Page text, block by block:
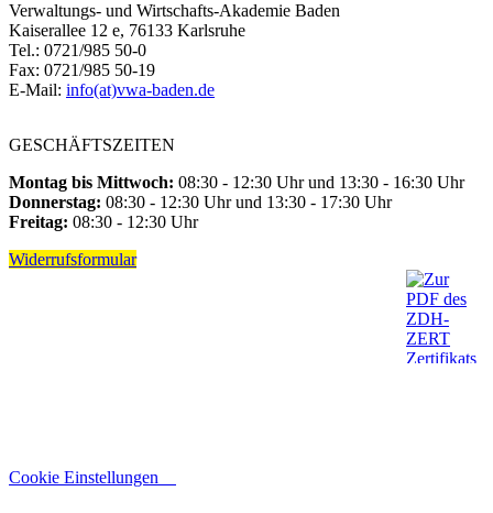
Verwaltungs- und Wirtschafts-Akademie Baden
Kaiserallee 12 e, 76133 Karlsruhe
Tel.: 0721/985 50-0
Fax: 0721/985 50-19
E-Mail: info(at)vwa-baden.de
GESCHÄFTSZEITEN
Montag bis Mittwoch: 08:30 - 12:30 Uhr und 13:30 - 16:30 Uhr
Donnerstag: 08:30 - 12:30 Uhr und 13:30 - 17:30 Uhr
Freitag: 08:30 - 12:30 Uhr
Widerrufsformular
Cookie Einstellungen